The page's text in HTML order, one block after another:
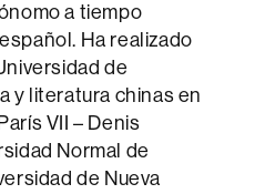
a tiempo
Ha realizado
de
y literatura chinas en
VII – Denis
Normal de
de Nueva